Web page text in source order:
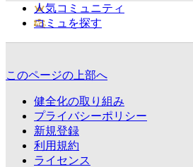
人気コミュニティ
コミュを探す
このページの上部へ
健全化の取り組み
プライバシーポリシー
新規登録
利用規約
ライセンス